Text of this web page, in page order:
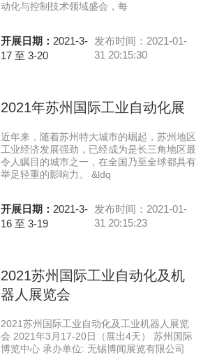
动化与控制技术领域盛会，每
开展日期： 2021-3-
17 至 3-20
发布时间：2021-01-
31 20:15:30
2021年苏州国际工业自动化展
近年来，随着苏州特大城市的崛起，苏州地区
工业经济发展强劲，已经成为是长三角地区最
令人瞩目的城市之一，在全国乃至全球都具有
举足轻重的影响力。 &ldq
开展日期： 2021-3-
16 至 3-19
发布时间：2021-01-
31 20:15:23
2021苏州国际工业自动化及机
器人展览会
2021苏州国际工业自动化及工业机器人展览
会 2021年3月17-20日（展出4天） 苏州国际
博览中心 承办单位: 无锡博闻展览有限公司